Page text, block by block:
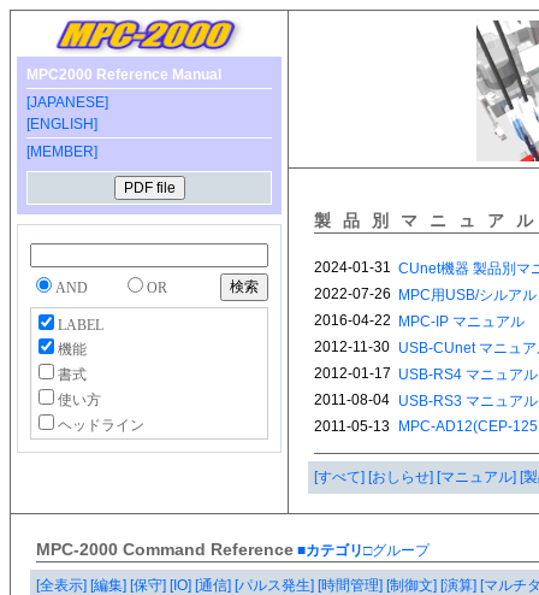
MPC2000 Reference Manual
[JAPANESE]
[ENGLISH]
[MEMBER]
AND OR
LABEL
機能
書式
使い方
ヘッドライン
製品別マニュア
[すべて] [おしらせ] [マニュアル] [
MPC-2000 Command Reference ■カテゴリ□グループ
[全表示] [編集] [保守] [IO] [通信] [パルス発生] [時間管理] [制御文] [演算] [マルチ